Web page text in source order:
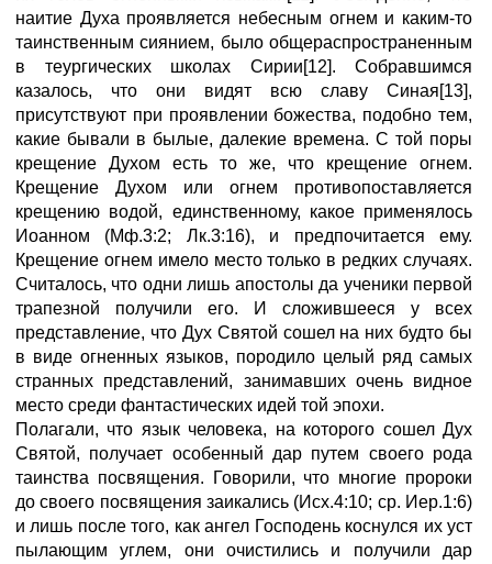
наитие Духа проявляется небесным огнем и каким-то
таинственным сиянием, было общераспространенным
в теургических школах Сирии[12]. Собравшимся
казалось, что они видят всю славу Синая[13],
присутствуют при проявлении божества, подобно тем,
какие бывали в былые, далекие времена. С той поры
крещение Духом есть то же, что крещение огнем.
Крещение Духом или огнем противопоставляется
крещению водой, единственному, какое применялось
Иоанном (Мф.3:2; Лк.3:16), и предпочитается ему.
Крещение огнем имело место только в редких случаях.
Считалось, что одни лишь апостолы да ученики первой
трапезной получили его. И сложившееся у всех
представление, что Дух Святой сошел на них будто бы
в виде огненных языков, породило целый ряд самых
странных представлений, занимавших очень видное
место среди фантастических идей той эпохи.
Полагали, что язык человека, на которого сошел Дух
Святой, получает особенный дар путем своего рода
таинства посвящения. Говорили, что многие пророки
до своего посвящения заикались (Исх.4:10; ср. Иер.1:6)
и лишь после того, как ангел Господень коснулся их уст
пылающим углем, они очистились и получили дар